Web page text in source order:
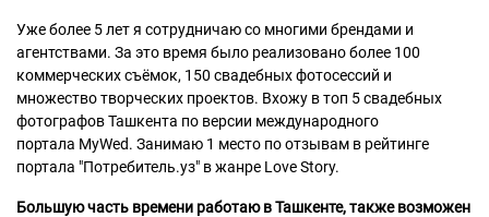
Уже более 5 лет я сотрудничаю со многими брендами и
агентствами. За это время было реализовано более 100
коммерческих съёмок, 150 свадебных фотосессий и
множество творческих проектов. Вхожу в топ 5 свадебных
фотографов Ташкента по версии международного
портала MyWed. Занимаю 1 место по отзывам в рейтинге
портала "Потребитель.уз" в жанре Love Story.
Большую часть времени работаю в Ташкенте, также возможен